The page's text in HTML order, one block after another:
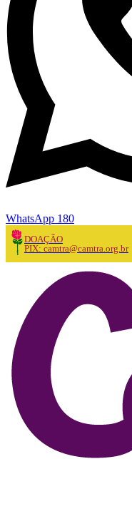
WhatsApp 180
DOAÇÃO
PIX: camtra@camtra.org.br